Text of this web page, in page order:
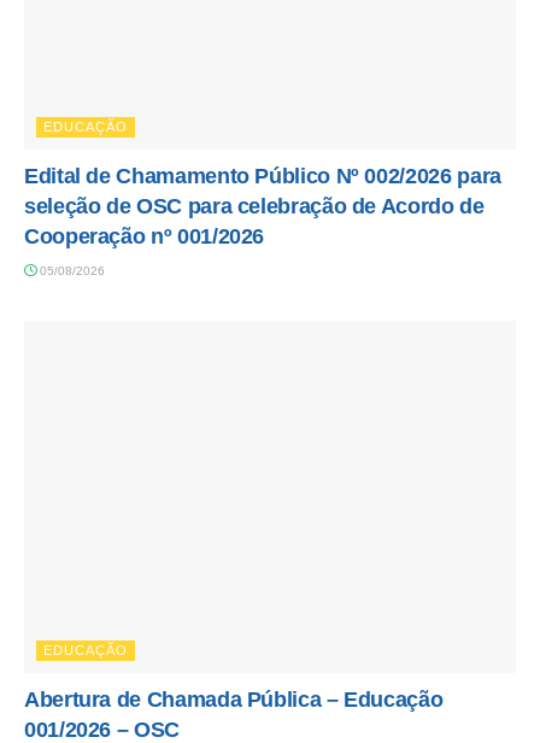
EDUCAÇÃO
Edital de Chamamento Público Nº 002/2026 para
seleção de OSC para celebração de Acordo de
Cooperação nº 001/2026
05/08/2026
EDUCAÇÃO
Abertura de Chamada Pública – Educação
001/2026 – OSC